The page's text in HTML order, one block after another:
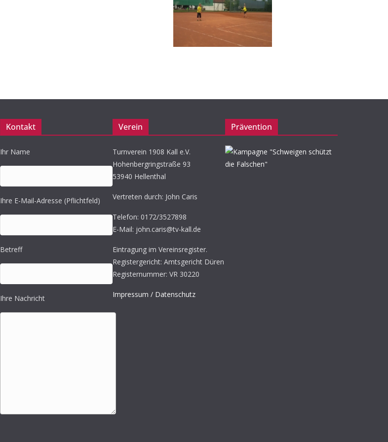
Kontakt
Ihr Name
Ihre E-Mail-Adresse (Pflichtfeld)
Betreff
Ihre Nachricht
Verein
Turnverein 1908 Kall e.V.
Hohenbergringstraße 93
53940 Hellenthal
Vertreten durch: John Caris
Telefon: 0172/3527898
E-Mail: john.caris@tv-kall.de
Eintragung im Vereinsregister.
Registergericht: Amtsgericht Düren
Registernummer: VR 30220
Impressum / Datenschutz
Prävention